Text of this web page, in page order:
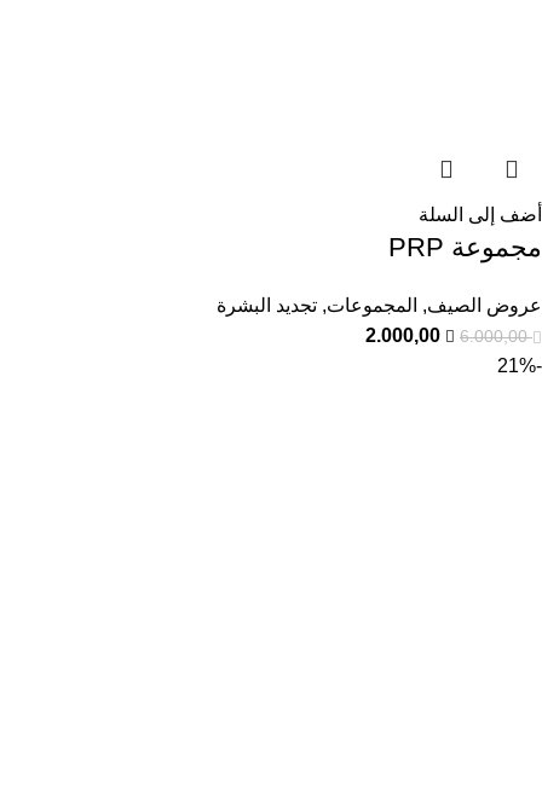
أضف إلى السلة
مجموعة PRP
عروض الصيف, المجموعات, تجديد البشرة
6.000,00
2.000,00
-21%